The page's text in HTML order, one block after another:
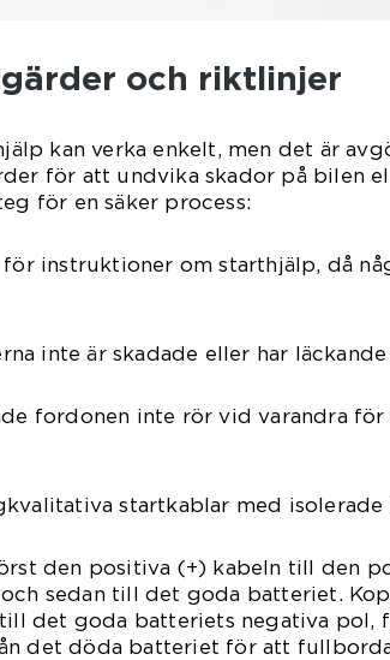
och riktlinjer
kan verka enkelt, men det är
för att undvika skador på bilen
för en säker process:
för instruktioner om starthjälp, då
inte är skadade eller har läckande
fordonen inte rör vid varandra
startkablar med isolerade
den positiva (+) kabeln till den
sedan till det goda batteriet.
det goda batteriets negativa pol,
det döda batteriet för att